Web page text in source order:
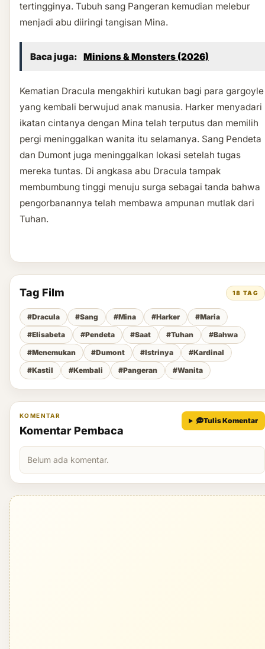
tertingginya. Tubuh sang Pangeran kemudian melebur
menjadi abu diiringi tangisan Mina.
Baca juga: Minions & Monsters (2026)
Kematian Dracula mengakhiri kutukan bagi para gargoyle
yang kembali berwujud anak manusia. Harker menyadari
ikatan cintanya dengan Mina telah terputus dan memilih
pergi meninggalkan wanita itu selamanya. Sang Pendeta
dan Dumont juga meninggalkan lokasi setelah tugas
mereka tuntas. Di angkasa abu Dracula tampak
membumbung tinggi menuju surga sebagai tanda bahwa
pengorbanannya telah membawa ampunan mutlak dari
Tuhan.
Tag Film 18 TAG
#Dracula #Sang #Mina #Harker
#Maria
#Elisabeta
#Pendeta #Saat #Tuhan
#Bahwa
#Menemukan
#Dumont #Istrinya
#Kardinal
#Kastil
#Kembali #Pangeran #Wanita
KOMENTAR
Komentar Pembaca
Tulis Komentar
Belum ada komentar.